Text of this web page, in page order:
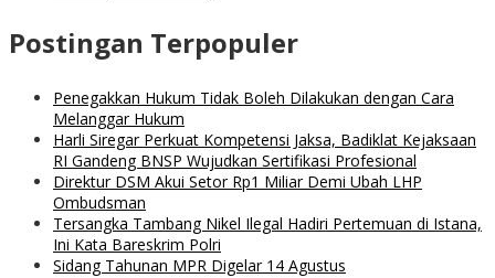
Postingan Terpopuler
Penegakkan Hukum Tidak Boleh Dilakukan dengan Cara
Melanggar Hukum
Harli Siregar Perkuat Kompetensi Jaksa, Badiklat Kejaksaan
RI Gandeng BNSP Wujudkan Sertifikasi Profesional
Direktur DSM Akui Setor Rp1 Miliar Demi Ubah LHP
Ombudsman
Tersangka Tambang Nikel Ilegal Hadiri Pertemuan di Istana,
Ini Kata Bareskrim Polri
Sidang Tahunan MPR Digelar 14 Agustus